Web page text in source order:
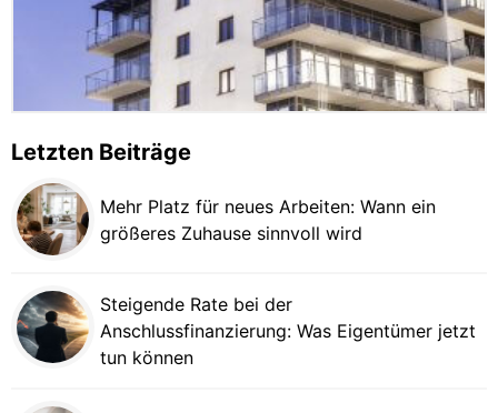
Letzten Beiträge
Mehr Platz für neues Arbeiten: Wann ein
größeres Zuhause sinnvoll wird
Steigende Rate bei der
Anschlussfinanzierung: Was Eigentümer jetzt
tun können